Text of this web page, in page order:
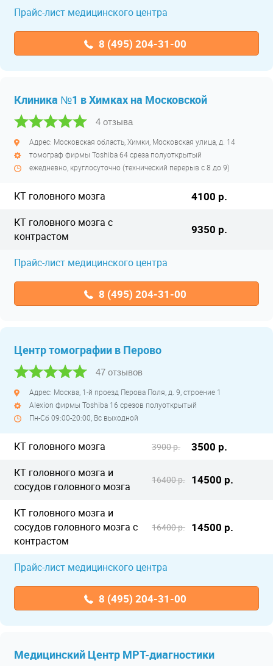
Прайс-лист медицинского центра
8 (495) 204-31-00
Клиника №1 в Химках на Московской
4 отзыва
Адрес: Московская область, Химки, Московская улица, д. 14
томограф фирмы Toshiba 64 среза полуоткрытый
ежедневно, круглосуточно (технический перерыв с 8 до 9)
КТ головного мозга 4100 р.
КТ головного мозга с
контрастом
9350 р.
Прайс-лист медицинского центра
8 (495) 204-31-00
Центр томографии в Перово
47 отзывов
Адрес: Москва, 1-й проезд Перова Поля, д. 9, строение 1
Alexion фирмы Toshiba 16 срезов полуоткрытый
Пн-Сб 09:00-20:00, Вс выходной
КТ головного мозга 3900 р. 3500 р.
КТ головного мозга и
сосудов головного мозга
16400 р. 14500 р.
КТ головного мозга и
сосудов головного мозга с
контрастом
16400 р. 14500 р.
Прайс-лист медицинского центра
8 (495) 204-31-00
Медицинский Центр МРТ-диагностики